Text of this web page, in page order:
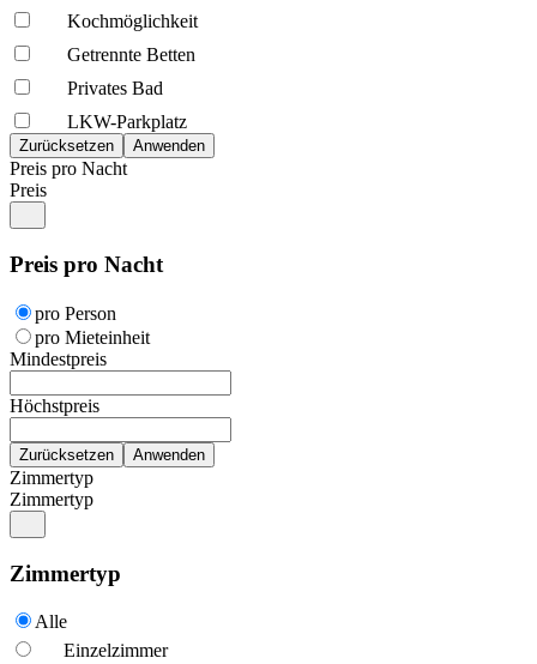
Kochmöglich­keit
Getrennte Betten
Privates Bad
LKW-Parkplatz
Preis pro Nacht
Preis
Preis pro Nacht
pro Person
pro Mieteinheit
Mindestpreis
Höchstpreis
Zimmertyp
Zimmertyp
Zimmertyp
Alle
Einzelzimmer